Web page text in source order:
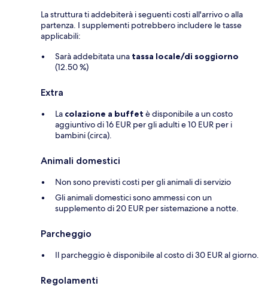
La struttura ti addebiterà i seguenti costi all'arrivo o alla
partenza. I supplementi potrebbero includere le tasse
applicabili:
Sarà addebitata una tassa locale/di soggiorno
(12.50 %)
Extra
La colazione a buffet è disponibile a un costo
aggiuntivo di 16 EUR per gli adulti e 10 EUR per i
bambini (circa).
Animali domestici
Non sono previsti costi per gli animali di servizio
Gli animali domestici sono ammessi con un
supplemento di 20 EUR per sistemazione a notte.
Parcheggio
Il parcheggio è disponibile al costo di 30 EUR al giorno.
Regolamenti